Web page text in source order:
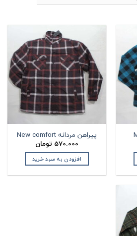
پیراهن مردانه New comfort
570.000 تومان
افزودن به سبد خرید